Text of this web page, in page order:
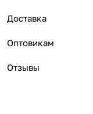
Доставка
Оптовикам
Отзывы